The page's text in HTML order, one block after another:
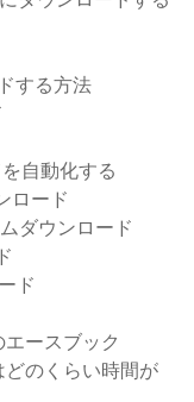
する方法
自動化する
ロード
ダウンロード
ド
ースブック
のくらい時間が